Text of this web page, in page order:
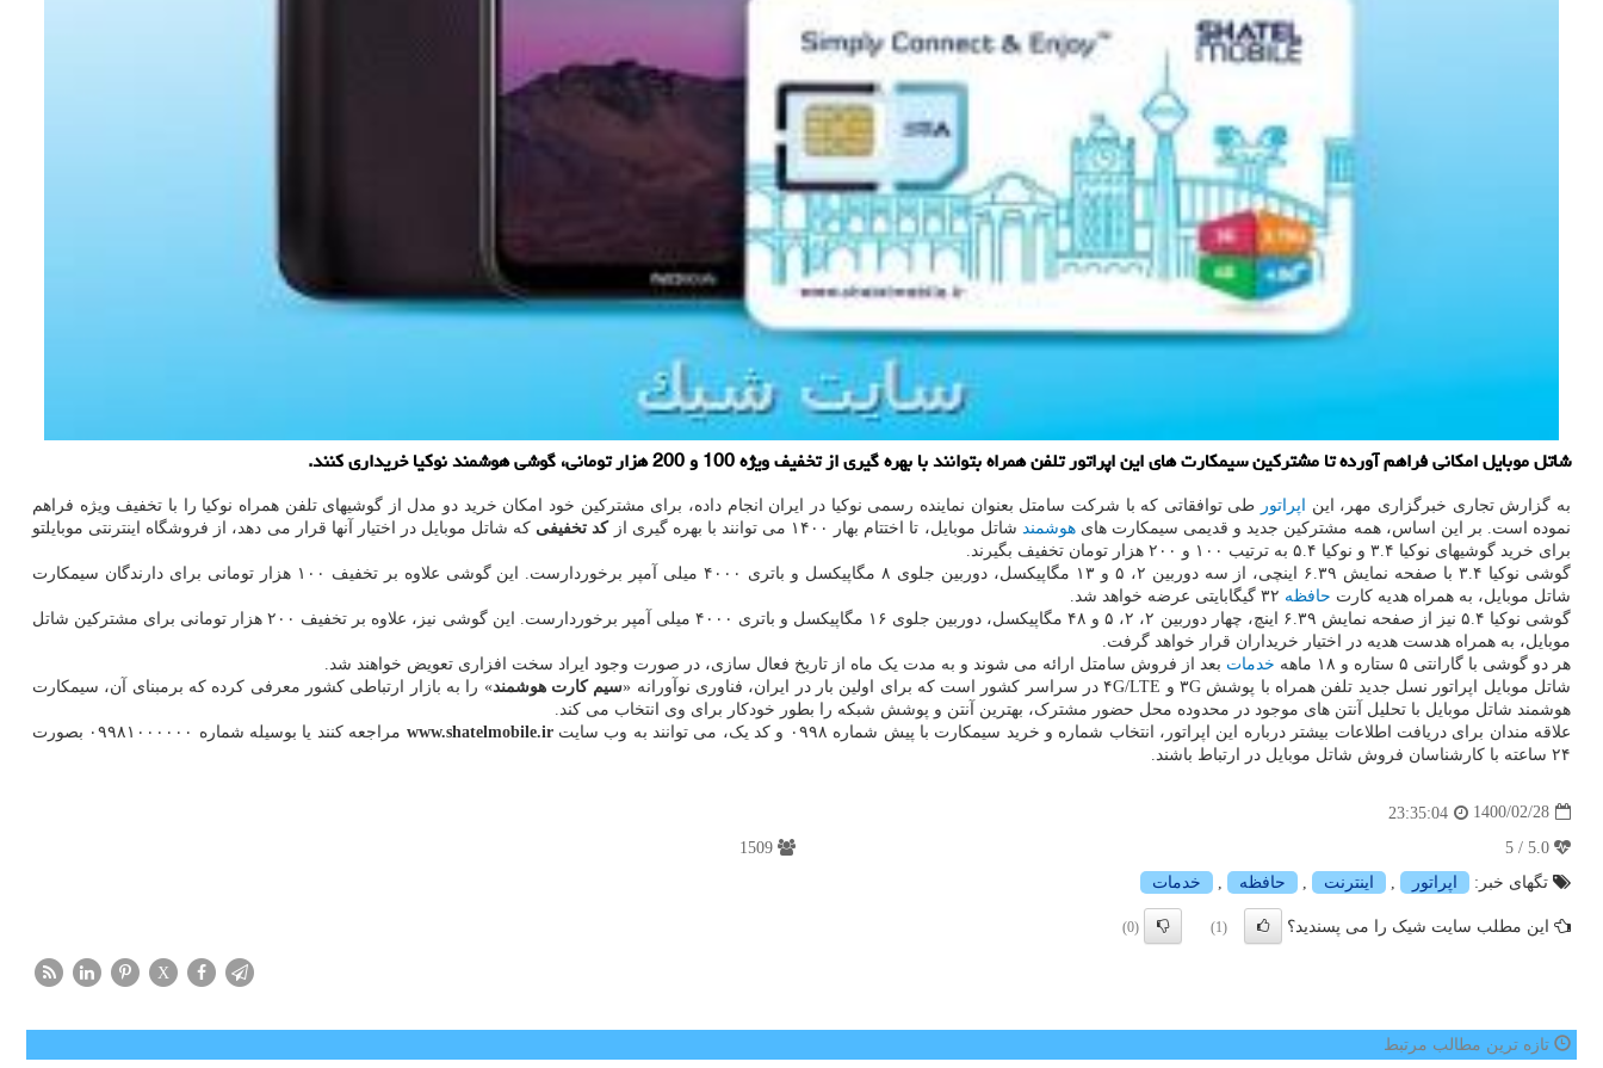
شاتل موبایل امکانی فراهم آورده تا مشترکین سیمکارت های این اپراتور تلفن همراه بتوانند با بهره گیری از تخفیف ویژه 100 و 200 هزار تومانی، گوشی هوشمند نوکیا خریداری کنند.
به گزارش تجاری خبرگزاری مهر، این اپراتور طی توافقاتی که با شرکت سامتل بعنوان نماینده رسمی نوکیا در ایران انجام داده، برای مشترکین خود امکان خرید دو مدل از گوشیهای تلفن همراه نوکیا را با تخفیف ویژه فراهم
نموده است. بر این اساس، همه مشترکین جدید و قدیمی سیمکارت هایهوشمند شاتل موبایل، تا اختتام بهار ۱۴۰۰ می توانند با بهره گیری از کد تخفیفی که شاتل موبایل در اختیار آنها قرار می دهد، از فروشگاه اینترنتی موبایلتو
برای خرید گوشیهای نوکیا ۳.۴ و نوکیا ۵.۴ به ترتیب ۱۰۰ و ۲۰۰ هزار تومان تخفیف بگیرند.
گوشی نوکیا ۳.۴ با صفحه نمایش ۶.۳۹ اینچی، از سه دوربین ۲، ۵ و ۱۳ مگاپیکسل، دوربین جلوی ۸ مگاپیکسل و باتری ۴۰۰۰ میلی آمپر برخوردارست. این گوشی علاوه بر تخفیف ۱۰۰ هزار تومانی برای دارندگان سیمکارت
شاتل موبایل، به همراه هدیه کارت حافظه
گوشی نوکیا ۵.۴ نیز از صفحه نمایش ۶.۳۹ اینچ، چهار دوربین ۲، ۲، ۵ و ۴۸ مگاپیکسل، دوربین جلوی ۱۶ مگاپیکسل و باتری ۴۰۰۰ میلی آمپر برخوردارست. این گوشی نیز، علاوه بر تخفیف ۲۰۰ هزار تومانی برای مشترکین شاتل
موبایل، به همراه هدست هدیه در اختیار خریداران قرار خواهد گرفت.
هر دو گوشی با گارانتی ۵ ستاره و ۱۸ ماهه
خدمات بعد از فروش سامتل ارائه می شوند و به مدت یک ماه از تاریخ فعال سازی، در صورت وجود ایراد سخت افزاری تعویض خواهند شد.
شاتل موبایل اپراتور نسل جدید تلفن همراه با پوشش ۳G و ۴G/LTE در سراسر کشور است که برای اولین بار در ایران، فناوری نوآورانه «
سیم کارت هوشمند» را به بازار ارتباطی کشور معرفی کرده که برمبنای آن، سیمکارت
هوشمند شاتل موبایل با تحلیل آنتن های موجود در محدوده محل حضور مشترک، بهترین آنتن و پوشش شبکه را بطور خودکار برای وی انتخاب می کند.
علاقه مندان برای دریافت اطلاعات بیشتر درباره این اپراتور، انتخاب شماره و خرید سیمکارت با پیش شماره ۰۹۹۸ و کد یک، می توانند به وب سایت
www.shatelmobile.ir
مراجعه کنند یا بوسیله شماره ۰۹۹۸۱۰۰۰۰۰۰ بصورت
۲۴ ساعته با کارشناسان فروش شاتل موبایل در ارتباط باشند.
1400/02/28
23:35:04
تگهای خبر:
اپراتور , اینترنت , حافظه , خدمات
این مطلب سایت شیک را می پسندید؟ (1)
(0)
X
تازه ترین مطالب مرتبط